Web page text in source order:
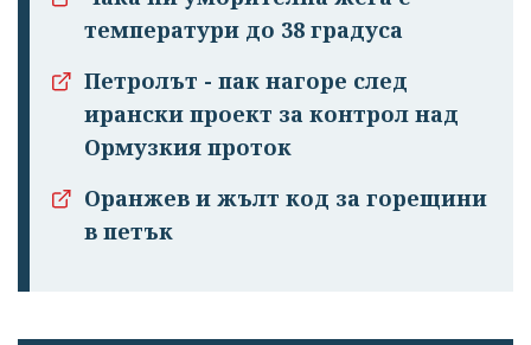
температури до 38 градуса
Петролът - пак нагоре след
ирански проект за контрол над
Ормузкия проток
Оранжев и жълт код за горещини
в петък